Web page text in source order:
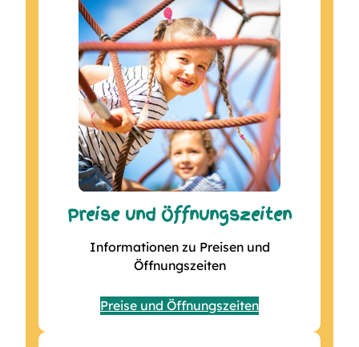
Preise und Öffnungszeiten
Informationen zu Preisen und
Öffnungszeiten
Preise und Öffnungszeiten